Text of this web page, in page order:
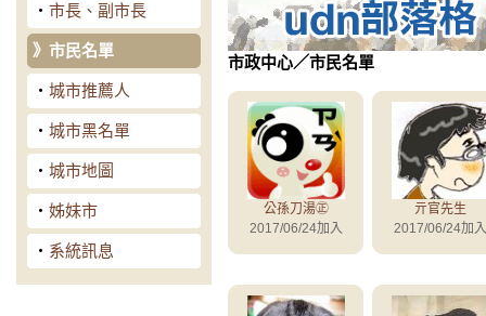
‧ 市長、副市長
》 市民名單
‧ 城市推薦人
‧ 城市黑名單
‧ 城市地圖
‧ 姊妹市
‧ 系統訊息
市政中心／市民名單
公孫刀湯㊣
2017/06/24加入
亓官先生
2017/06/24加入